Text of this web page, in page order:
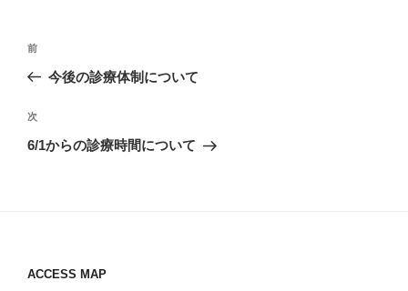
投
ビ
ゲ
過
去
投
稿
前
今後の診療体制について
次
の
次
6/1からの診療時間について
ACCESS MAP